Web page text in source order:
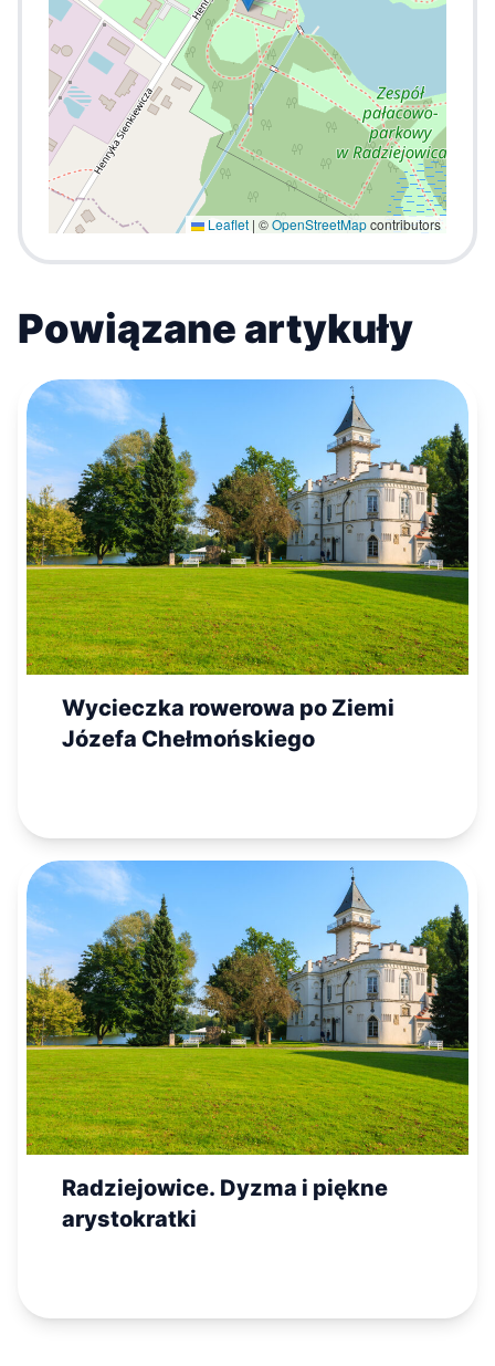
Leaflet | ©OpenStreetMapcontributors
Powiązane artykuły
Wycieczka rowerowa po Ziemi
Józefa Chełmońskiego
Radziejowice. Dyzma i piękne
arystokratki